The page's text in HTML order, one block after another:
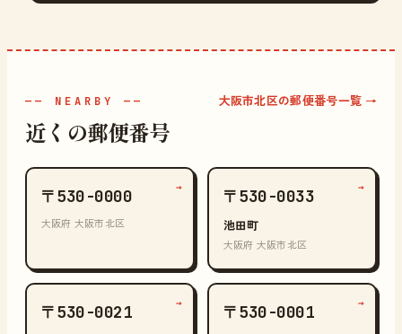
—— NEARBY ——
近くの郵便番号
大阪市北区の郵便番号一覧 →
〒530-0000
大阪府 大阪市北区
→ 〒530-0033
池田町
大阪府 大阪市北区
→
〒530-0021 → 〒530-0001 →